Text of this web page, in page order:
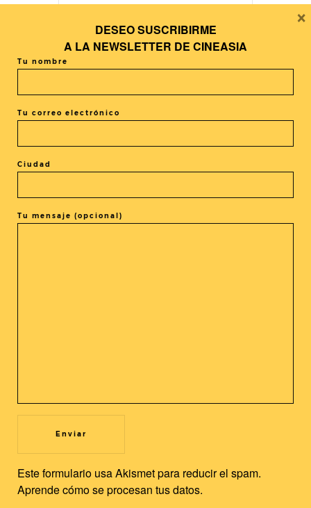
El evento está terminado.
Recibe nuestras novedades en tu buzón!
Newsletter
consideramos que acepta su uso. Puedes cambiar la
DESEO SUSCRIBIRME
A LA NEWSLETTER DE CINEASIA
Tu nombre
Tu correo electrónico
Ciudad
Tu mensaje (opcional)
Este formulario usa Akismet para reducir el spam.
Aprende cómo se procesan tus datos.
×